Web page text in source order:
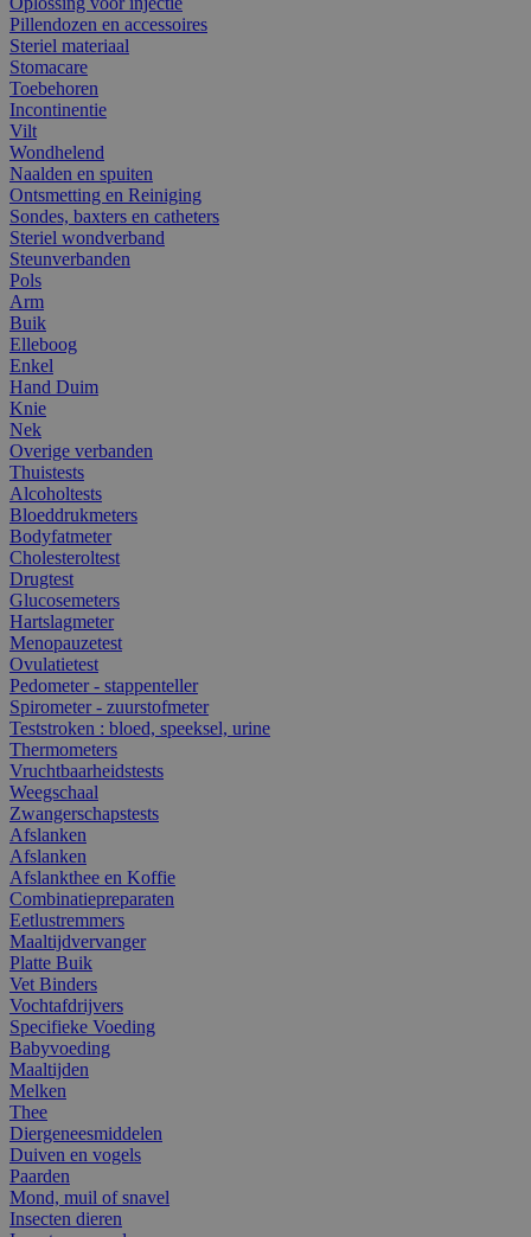
Pillendozen en accessoires
Steriel materiaal
Stomacare
Toebehoren
Incontinentie
Vilt
Wondhelend
Naalden en spuiten
Ontsmetting en Reiniging
Sondes, baxters en catheters
Steriel wondverband
Steunverbanden
Pols
Arm
Buik
Elleboog
Enkel
Hand Duim
Knie
Nek
Overige verbanden
Thuistests
Alcoholtests
Bloeddrukmeters
Bodyfatmeter
Cholesteroltest
Drugtest
Glucosemeters
Hartslagmeter
Menopauzetest
Ovulatietest
Pedometer - stappenteller
Spirometer - zuurstofmeter
Teststroken : bloed, speeksel, urine
Thermometers
Vruchtbaarheidstests
Weegschaal
Zwangerschapstests
Afslanken
Afslanken
Afslankthee en Koffie
Combinatiepreparaten
Eetlustremmers
Maaltijdvervanger
Platte Buik
Vet Binders
Vochtafdrijvers
Specifieke Voeding
Babyvoeding
Maaltijden
Melken
Thee
Diergeneesmiddelen
Duiven en vogels
Paarden
Mond, muil of snavel
Insecten dieren